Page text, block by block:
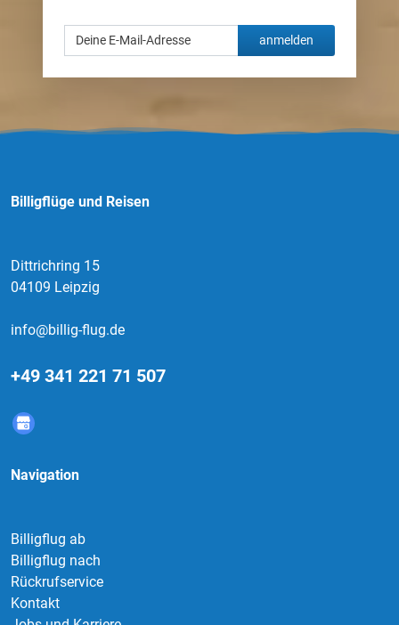
anmelden
Billigflüge und Reisen
Dittrichring 15
04109 Leipzig
info@billig-flug.de
+49 341 221 71 507
Navigation
Billigflug ab
Billigflug nach
Rückrufservice
Kontakt